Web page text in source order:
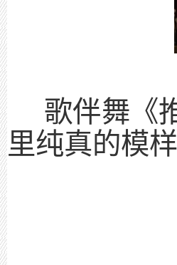
歌伴舞《
里纯真的模样